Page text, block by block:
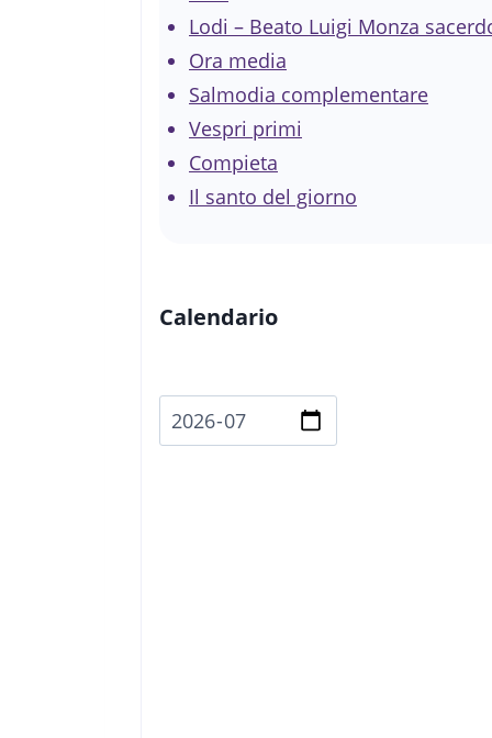
Lodi – Beato Luigi Monza
Ora media
Salmodia complementare
Vespri primi
Compieta
Il santo del giorno
Calendario